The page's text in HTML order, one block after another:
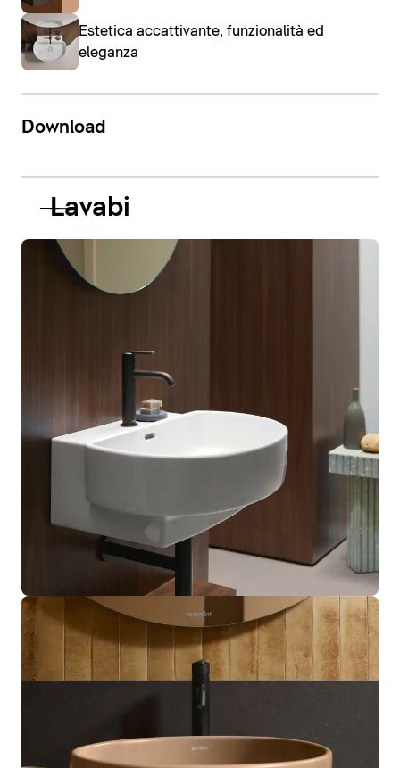
Estetica accattivante, funzionalità ed
eleganza
Download
Lavabi